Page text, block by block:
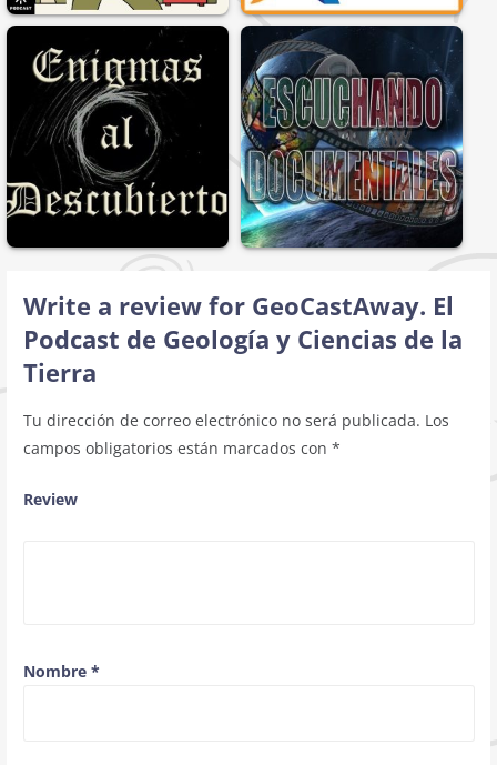
Write a review for GeoCastAway. El
Podcast de Geología y Ciencias de la
Tierra
Tu dirección de correo electrónico no será publicada. Los
campos obligatorios están marcados con *
Review
Nombre *